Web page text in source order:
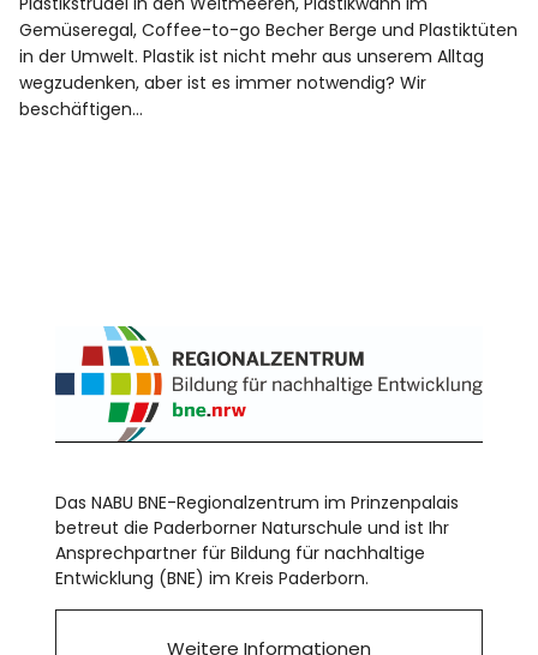
Gemüseregal, Coffee-to-go Becher Berge und Plastiktüten
in der Umwelt. Plastik ist nicht mehr aus unserem Alltag
wegzudenken, aber ist es immer notwendig? Wir
beschäftigen…
Das NABU BNE-Regionalzentrum im Prinzenpalais
betreut die Paderborner Naturschule und ist Ihr
Ansprechpartner für Bildung für nachhaltige
Entwicklung (BNE) im Kreis Paderborn.
Weitere Informationen